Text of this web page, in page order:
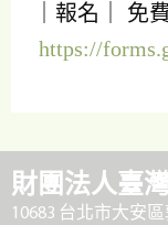
｜報名｜ 免
https://
財團法人臺
10683 台北市大安